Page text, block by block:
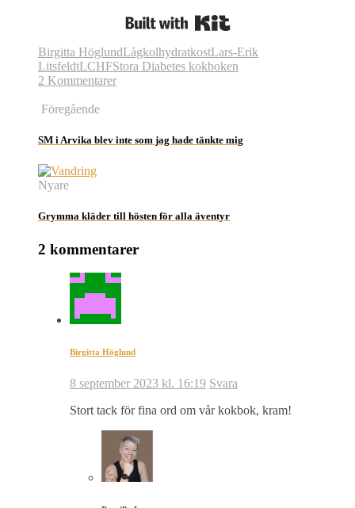
Birgitta HöglundLågkolhydratkostLars-Erik
LitsfeldtLCHFStora Diabetes kokboken
2 Kommentarer
Föregående
SM i Arvika blev inte som jag hade tänkte mig
Nyare
Grymma kläder till hösten för alla äventyr
2 kommentarer
Birgitta Höglund
8 september 2023 kl. 16:19 Svara
Stort tack för fina ord om vår kokbok, kram!